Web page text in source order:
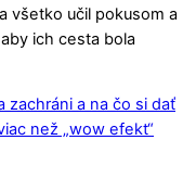
všetko učil pokusom a
ich cesta bola
zachráni a na čo si dať
než „wow efekt“